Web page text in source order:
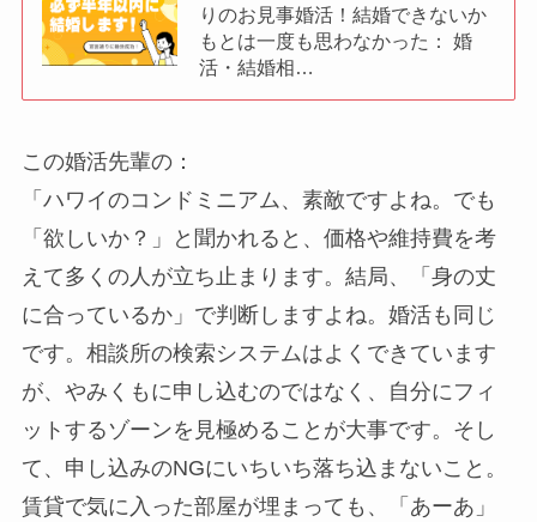
りのお見事婚活！結婚できないか
もとは一度も思わなかった： 婚
活・結婚相…
この婚活先輩の：
「ハワイのコンドミニアム、素敵ですよね。でも
「欲しいか？」と聞かれると、価格や維持費を考
えて多くの人が立ち止まります。結局、「身の丈
に合っているか」で判断しますよね。婚活も同じ
です。相談所の検索システムはよくできています
が、やみくもに申し込むのではなく、自分にフィ
ットするゾーンを見極めることが大事です。そし
て、申し込みのNGにいちいち落ち込まないこと。
賃貸で気に入った部屋が埋まっても、「あーあ」